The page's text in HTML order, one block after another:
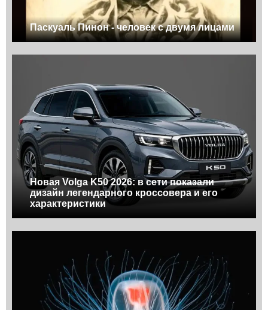
Паскуаль Пинон - человек с двумя лицами
Новая Volga K50 2026: в сети показали
дизайн легендарного кроссовера и его
характеристики